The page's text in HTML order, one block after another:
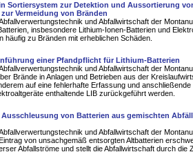
Sortiersystem zur Detektion und Aussortierung
Vermeidung von Bränden
und Abfallwirtschaft der
insbesondere Lithium-Ionen-Batterien und
häufig zu Bränden mit erheblichen Schäden.
einer Pfandpflicht für Lithium-Batterien
und Abfallwirtschaft der
Brände in Anlagen und Betrieben aus der
auf eine fehlerhafte Erfassung und
enthaltende LIB zurückgeführt werden.
von Batterien aus gemischten
und Abfallwirtschaft der
von unsachgemäß entsorgten Altbatterien
Abfallströme und stellt die Abfallwirtschaft durch die